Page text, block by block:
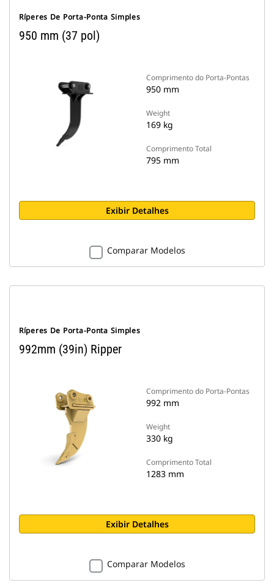
Ríperes De Porta-Ponta Simples
950 mm (37 pol)
Comprimento do Porta-Pontas
950 mm
Weight
169 kg
Comprimento Total
795 mm
Exibir Detalhes
Comparar Modelos
Ríperes De Porta-Ponta Simples
992mm (39in) Ripper
Comprimento do Porta-Pontas
992 mm
Weight
330 kg
Comprimento Total
1283 mm
Exibir Detalhes
Comparar Modelos